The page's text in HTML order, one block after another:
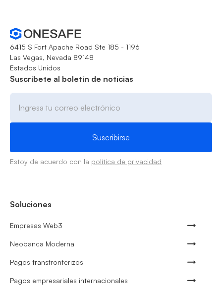
6415 S Fort Apache Road Ste 185 - 1196
Las Vegas, Nevada 89148
Estados Unidos
Suscríbete al boletín de noticias
Estoy de acuerdo con la política de privacidad
Soluciones
Empresas Web3
Neobanca Moderna
Pagos transfronterizos
Pagos empresariales internacionales